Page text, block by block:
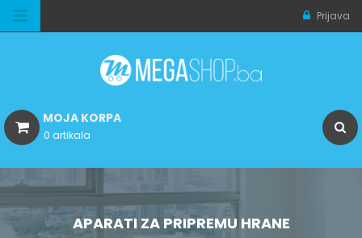
Prijava
MOJA KORPA
0 artikala
APARATI ZA PRIPREMU HRANE